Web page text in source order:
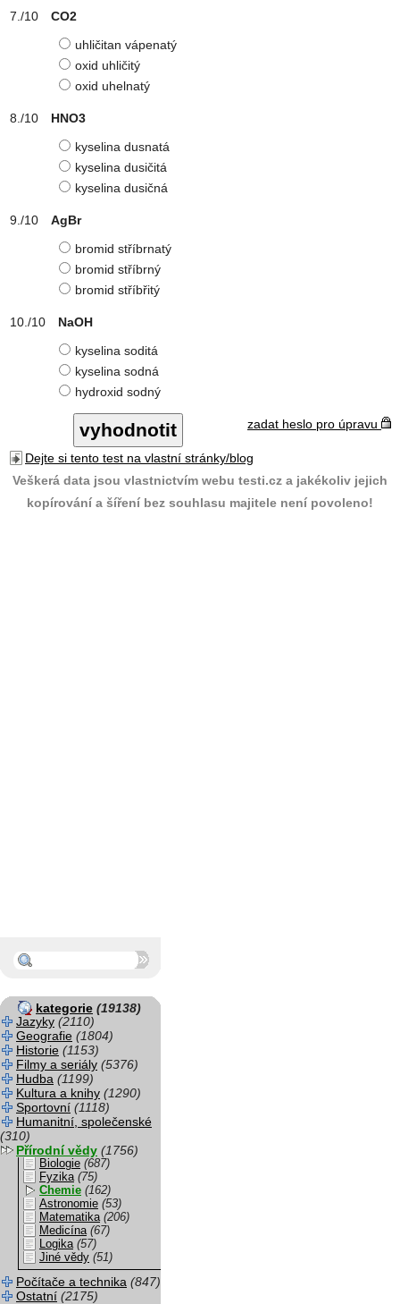
CO2
uhličitan vápenatý
oxid uhličitý
oxid uhelnatý
HNO3
kyselina dusnatá
kyselina dusičitá
kyselina dusičná
AgBr
bromid stříbrnatý
bromid stříbrný
bromid stříbřitý
NaOH
kyselina soditá
kyselina sodná
hydroxid sodný
zadat heslo pro úpravu
Dejte si tento test na vlastní stránky/blog
Veškerá data jsou vlastnictvím webu testi.cz a jakékoliv jejich
kopírování a šíření bez souhlasu majitele není povoleno!
kategorie (19138)
Jazyky (2110)
Geografie (1804)
Historie (1153)
Filmy a seriály (5376)
Hudba (1199)
Kultura a knihy (1290)
Sportovní (1118)
Humanitní, společenské
(310)
Přírodní vědy (1756)
Biologie (687)
Fyzika (75)
Chemie (162)
Astronomie (53)
Matematika (206)
Medicína (67)
Logika (57)
Jiné vědy (51)
Počítače a technika (847)
Ostatní (2175)